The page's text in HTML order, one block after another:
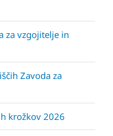
za vzgojitelje in
Zavoda za
krožkov 2026